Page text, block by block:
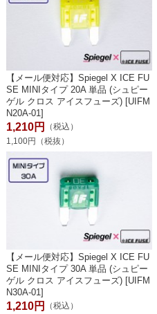
【メール便対応】Spiegel X ICE FU
SE MINIタイプ 20A 単品 (シュピー
ゲル クロス アイスフューズ) [UIFM
N20A-01]
1,210円
（税込）
1,100円（税抜）
【メール便対応】Spiegel X ICE FU
SE MINIタイプ 30A 単品 (シュピー
ゲル クロス アイスフューズ) [UIFM
N30A-01]
1,210円
（税込）